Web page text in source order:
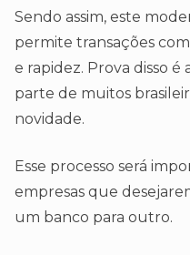
Sendo assim, este
permite transações
e rapidez. Prova disso
parte de muitos
novidade.
Esse processo será
empresas que
um banco para outro.